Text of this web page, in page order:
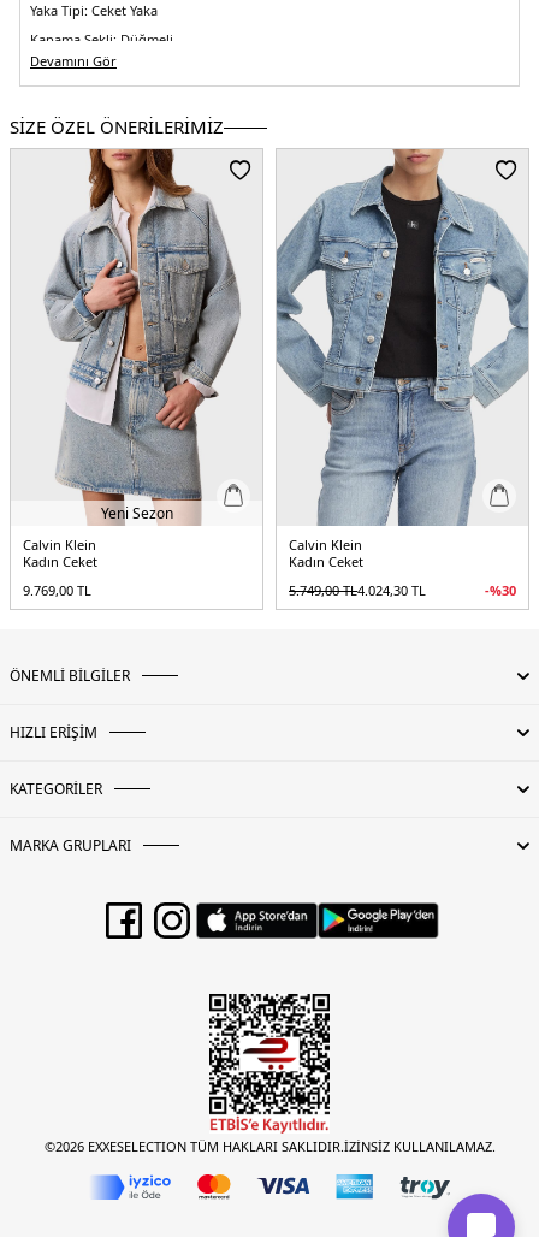
Yaka Tipi: Ceket Yaka
Kapama Şekli: Düğmeli
Kol Tipi:Uzun Kol
Kumaş Tipi:Belirtilmemiş
Boy:Standart
Kalıp Bilgisi: Regular Fit
Yaş Grubu:Yetişkin
Menşei:Bangladeş
5DE2LV047E906G3NL.12
Devamını Gör
SİZE ÖZEL ÖNERİLERİMİZ
Yeni Sezon
Calvin Klein
Kadın Ceket
9.769,00 TL
Calvin Klein
Kadın Ceket
5.749,00TL4.024,30 TL -%30
ÖNEMLİ BİLGİLER
HIZLI ERİŞİM
KATEGORİLER
MARKA GRUPLARI
©2026 EXXESELECTION TÜM HAKLARI SAKLIDIR.İZİNSİZ KULLANILAMAZ.